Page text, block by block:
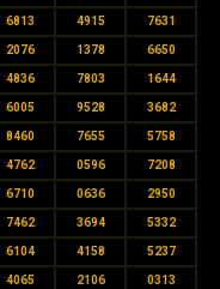
6813 4915 7631
2076 1378 6650
4836 7803 1644
6005 9528 3682
8460 7655 5758
4762 0596 7208
6710 0636 2950
7462 3694 5332
6104 4158 5237
4065 2106 0313